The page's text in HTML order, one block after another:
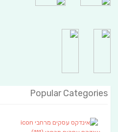
Popular Categories